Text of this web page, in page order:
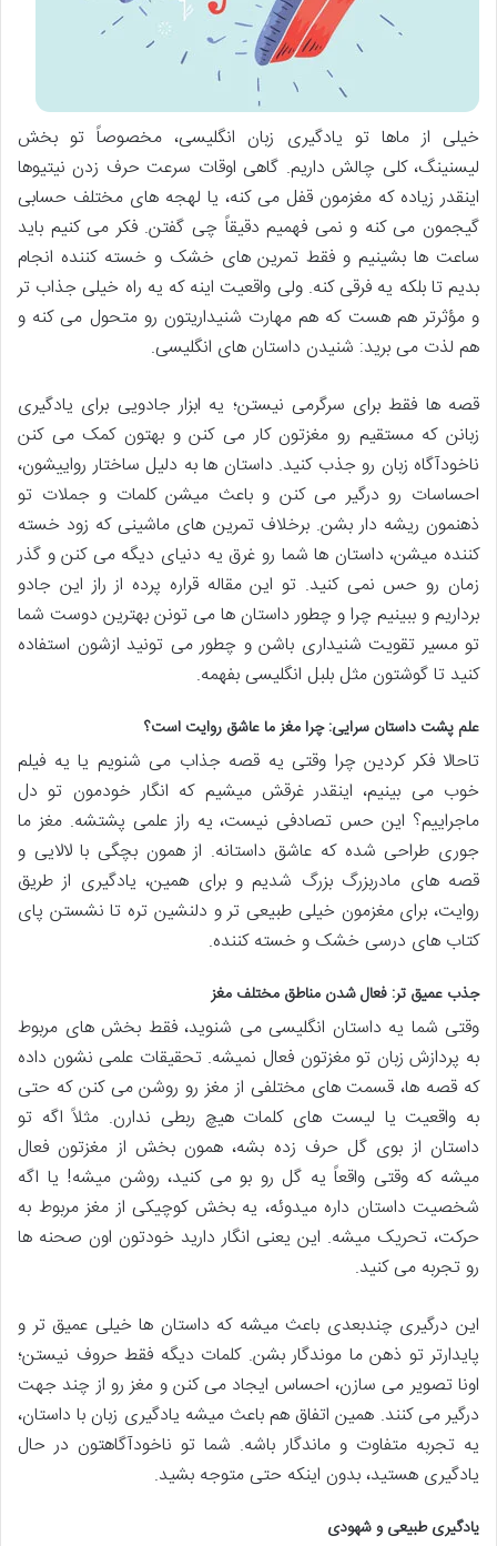
خیلی از ماها تو یادگیری زبان انگلیسی، مخصوصاً تو بخش
لیسنینگ، کلی چالش داریم. گاهی اوقات سرعت حرف زدن نیتیوها
اینقدر زیاده که مغزمون قفل می کنه، یا لهجه های مختلف حسابی
گیجمون می کنه و نمی فهمیم دقیقاً چی گفتن. فکر می کنیم باید
ساعت ها بشینیم و فقط تمرین های خشک و خسته کننده انجام
بدیم تا بلکه یه فرقی کنه. ولی واقعیت اینه که یه راه خیلی جذاب تر
و مؤثرتر هم هست که هم مهارت شنیداریتون رو متحول می کنه و
هم لذت می برید: شنیدن داستان های انگلیسی.
قصه ها فقط برای سرگرمی نیستن؛ یه ابزار جادویی برای یادگیری
زبانن که مستقیم رو مغزتون کار می کنن و بهتون کمک می کنن
ناخودآگاه زبان رو جذب کنید. داستان ها به دلیل ساختار رواییشون،
احساسات رو درگیر می کنن و باعث میشن کلمات و جملات تو
ذهنمون ریشه دار بشن. برخلاف تمرین های ماشینی که زود خسته
کننده میشن، داستان ها شما رو غرق یه دنیای دیگه می کنن و گذر
زمان رو حس نمی کنید. تو این مقاله قراره پرده از راز این جادو
برداریم و ببینیم چرا و چطور داستان ها می تونن بهترین دوست شما
تو مسیر تقویت شنیداری باشن و چطور می تونید ازشون استفاده
کنید تا گوشتون مثل بلبل انگلیسی بفهمه.
علم پشت داستان سرایی: چرا مغز ما عاشق روایت است؟
تاحالا فکر کردین چرا وقتی یه قصه جذاب می شنویم یا یه فیلم
خوب می بینیم، اینقدر غرقش میشیم که انگار خودمون تو دل
ماجراییم؟ این حس تصادفی نیست، یه راز علمی پشتشه. مغز ما
جوری طراحی شده که عاشق داستانه. از همون بچگی با لالایی و
قصه های مادربزرگ بزرگ شدیم و برای همین، یادگیری از طریق
روایت، برای مغزمون خیلی طبیعی تر و دلنشین تره تا نشستن پای
کتاب های درسی خشک و خسته کننده.
جذب عمیق تر: فعال شدن مناطق مختلف مغز
وقتی شما یه داستان انگلیسی می شنوید، فقط بخش های مربوط
به پردازش زبان تو مغزتون فعال نمیشه. تحقیقات علمی نشون داده
که قصه ها، قسمت های مختلفی از مغز رو روشن می کنن که حتی
به واقعیت یا لیست های کلمات هیچ ربطی ندارن. مثلاً اگه تو
داستان از بوی گل حرف زده بشه، همون بخش از مغزتون فعال
میشه که وقتی واقعاً یه گل رو بو می کنید، روشن میشه! یا اگه
شخصیت داستان داره میدوئه، یه بخش کوچیکی از مغز مربوط به
حرکت، تحریک میشه. این یعنی انگار دارید خودتون اون صحنه ها
رو تجربه می کنید.
این درگیری چندبعدی باعث میشه که داستان ها خیلی عمیق تر و
پایدارتر تو ذهن ما موندگار بشن. کلمات دیگه فقط حروف نیستن؛
اونا تصویر می سازن، احساس ایجاد می کنن و مغز رو از چند جهت
درگیر می کنند. همین اتفاق هم باعث میشه یادگیری زبان با داستان،
یه تجربه متفاوت و ماندگار باشه. شما تو ناخودآگاهتون در حال
یادگیری هستید، بدون اینکه حتی متوجه بشید.
یادگیری طبیعی و شهودی